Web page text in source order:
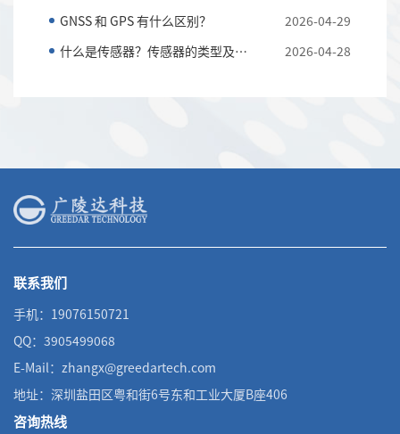
GNSS 和 GPS 有什么区别？
2026-04-29
什么是传感器？传感器的类型及作用
2026-04-28
联系我们
手机：19076150721
QQ：3905499068
E-Mail：zhangx@greedartech.com
地址：深圳盐田区粤和街6号东和工业大厦B座406
咨询热线